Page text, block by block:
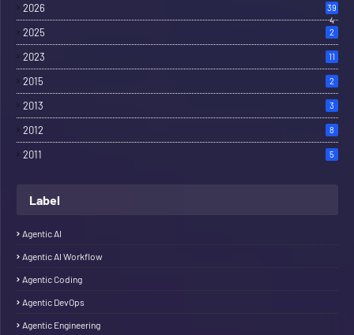
2026
39
4
2025 2
2023 11
2015 2
2013 3
2012 8
2011 5
Label
Agentic AI
Agentic AI Workflow
Agentic Coding
Agentic DevOps
Agentic Engineering